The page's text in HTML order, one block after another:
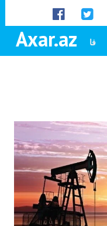
Axar.az فا